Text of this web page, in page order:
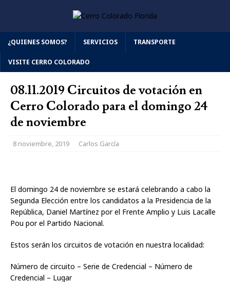
¿QUIENES SOMOS? SERVICIOS TRANSPORTE
VISITE CERRO COLORADO
08.11.2019 Circuitos de votación en
Cerro Colorado para el domingo 24
de noviembre
8 noviembre, 2019 Carlos García
El domingo 24 de noviembre se estará celebrando a cabo la
Segunda Elección entre los candidatos a la Presidencia de la
República, Daniel Martínez por el Frente Amplio y Luis Lacalle
Pou por el Partido Nacional.
Estos serán los circuitos de votación en nuestra localidad:
Número de circuito – Serie de Credencial – Número de
Credencial – Lugar